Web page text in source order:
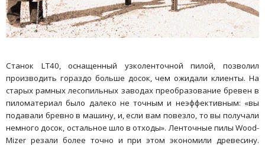
Станок LT40, оснащенный узколенточной пилой, позволил
производить гораздо больше досок, чем ожидали клиенты. На
старых рамных лесопильных заводах преобразование бревен в
пиломатериал было далеко не точным и неэффективным: «вы
подавали бревно в машину, и, если вам повезло, то вы получали
немного досок, остальное шло в отходы». Ленточные пилы Wood-
Mizer резали более точно и при этом экономили древесину.